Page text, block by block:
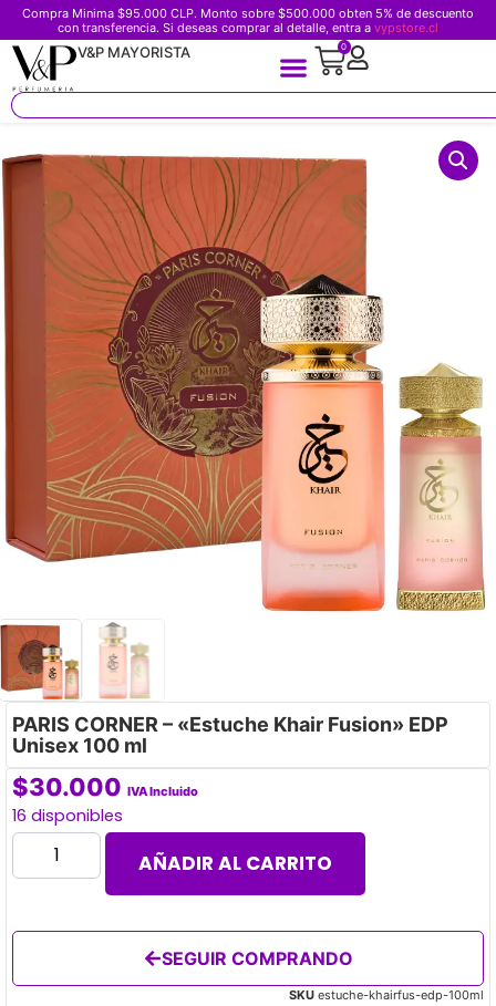
Compra Minima $95.000 CLP. Monto sobre $500.000 obten 5% de descuento
con transferencia. Si deseas comprar al detalle, entra a vypstore.cl
V&P MAYORISTA 0
PARIS CORNER – «Estuche Khair Fusion» EDP
Unisex 100 ml
$30.000 IVA Incluido
16 disponibles
AÑADIR AL CARRITO
SEGUIR COMPRANDO
SKU estuche-khairfus-edp-100ml